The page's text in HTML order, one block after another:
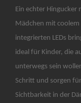
Ein echter
Mädchen mit
integrierten LEDs
ideal für Kinder, die
unterwegs sein
Schritt und sorgen
Sichtbarkeit in der